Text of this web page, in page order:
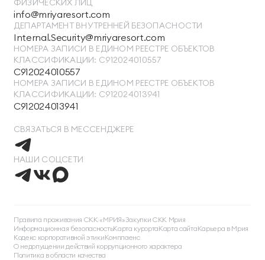
ДОПОЛНИТЕЛЬНЫЙ ТЕЛЕФОН ДЛЯ СВЯЗИ
+74991107964
ФИЗИЧЕСКИХ ЛИЦ
info@mriyaresort.com
ДЕПАРТАМЕНТ ВНУТРЕННЕЙ БЕЗОПАСНОСТИ
Internal.Security@mriyaresort.com
НОМЕРА ЗАПИСИ В ЕДИНОМ РЕЕСТРЕ ОБЪЕКТОВ
КЛАССИФИКАЦИИ: С912024010557
С912024010557
НОМЕРА ЗАПИСИ В ЕДИНОМ РЕЕСТРЕ ОБЪЕКТОВ
КЛАССИФИКАЦИИ: С912024013941
С912024013941
СВЯЗАТЬСЯ В МЕССЕНДЖЕРЕ
НАШИ СОЦСЕТИ
Правила проживания СКК «МРИЯ»Закупки СКК Мрия
Информационная безопасностьКарта курортаКарта сайтаКарьера в Мрия
Кодекс корпоративной этикиКомплаенс
О недопущении действий коррупционного характера
Политика в области качества